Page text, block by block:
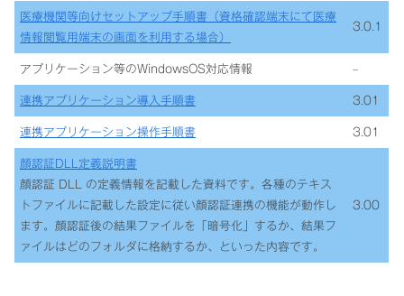
医療機関等向けセットアップ手順書（資格確認端末にて医療
情報閲覧用端末の画面を利用する場合）
3.0.1
アプリケーション等のWindowsOS対応情報 –
連携アプリケーション導入手順書 3.01
連携アプリケーション操作手順書 3.01
顔認証DLL定義説明書
顔認証 DLL の定義情報を記載した資料です。各種のテキス
トファイルに記載した設定に従い顔認証連携の機能が動作し
ます。顔認証後の結果ファイルを「暗号化」するか、結果フ
ァイルはどのフォルダに格納するか、といった内容です。
3.00